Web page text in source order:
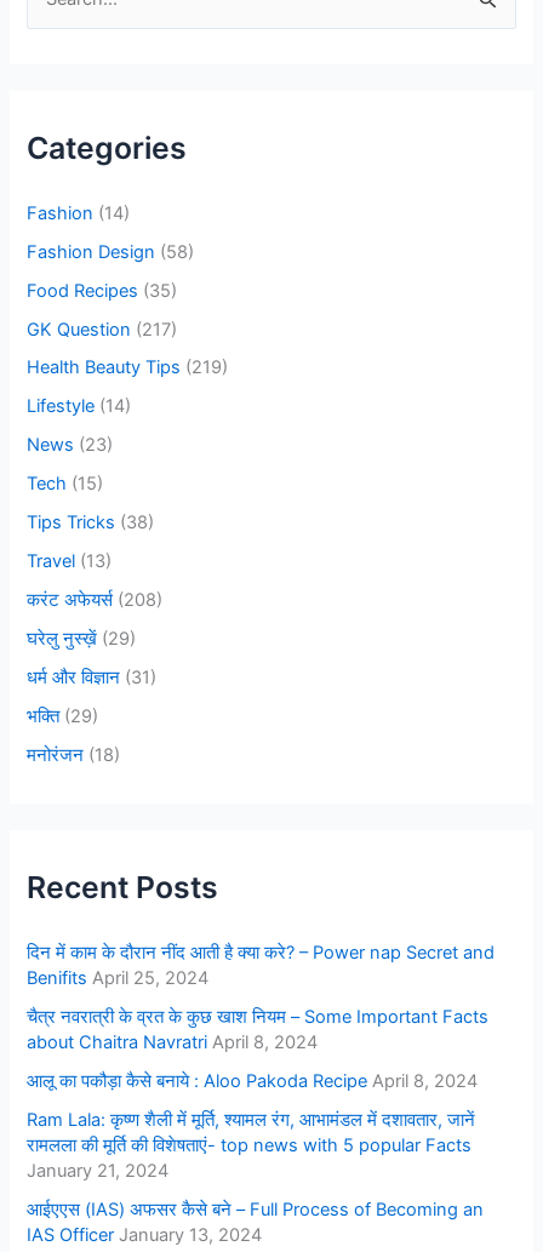
h
r
:
Categories
Fashion (14)
Fashion Design (58)
Food Recipes (35)
GK Question (217)
Health Beauty Tips (219)
Lifestyle (14)
News (23)
Tech (15)
Tips Tricks (38)
Travel (13)
करंट अफेयर्स(208)
घरेलु नुस्ख़ें (29)
धर्म और विज्ञान (31)
भक्ति(29)
मनोरंजन (18)
Recent Posts
दिन में काम के दौरान नींद आती है क्या करे? – Power nap Secret and
Benifits April 25, 2024
चैत्र नवरात्री के व्रत के कुछ खाश नियम – Some Important Facts
about Chaitra Navratri April 8, 2024
आलू का पकौड़ा कैसे बनाये : Aloo Pakoda Recipe April 8, 2024
Ram Lala: कृष्ण शैली में मूर्ति, श्यामल रंग, आभामंडल में दशावतार, जानें
रामलला की मूर्ति की विशेषताएं- top news with 5 popular Facts
January 21, 2024
आईएएस (IAS) अफसर कैसे बने – Full Process of Becoming an
IAS Officer January 13, 2024